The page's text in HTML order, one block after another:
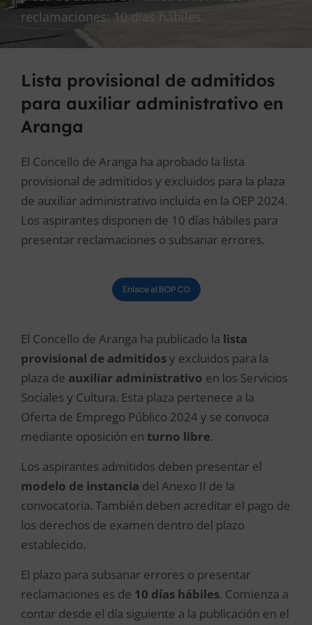
reclamaciones: 10 días hábiles.
Lista provisional de admitidos
para auxiliar administrativo en
Aranga
El Concello de Aranga ha aprobado la lista
provisional de admitidos y excluidos para la plaza
de auxiliar administrativo incluida en la OEP 2024.
Los aspirantes disponen de 10 días hábiles para
presentar reclamaciones o subsanar errores.
Enlace al BOP CO
El Concello de Aranga ha publicado la lista
provisional de admitidosy excluidos para la
plaza de auxiliar administrativo en los Servicios
Sociales y Cultura. Esta plaza pertenece a la
Oferta de Emprego Público 2024 y se convoca
mediante oposición en turno libre.
Los aspirantes admitidos deben presentar el
modelo de instancia del Anexo II de la
convocatoria. También deben acreditar el pago de
los derechos de examen dentro del plazo
establecido.
El plazo para subsanar errores o presentar
reclamaciones es de 10 días hábiles. Comienza a
contar desde el día siguiente a la publicación en el